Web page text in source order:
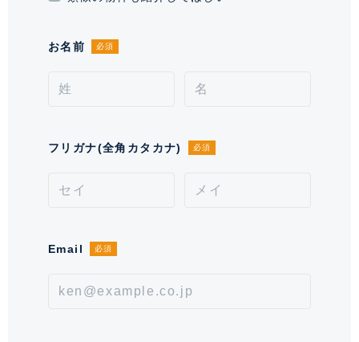
ペット相談(犬及び猫2匹まで体調
50cm体高40cm体重10KG以内)
■退去時:室内清掃費1,320円(税
情報更新日
次回更新予定日 2026年8月21日
お名前 必須
フリガナ(全角カタカナ) 必須
Email 必須